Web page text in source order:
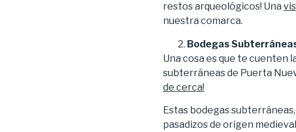
restos arqueológicos! Una
nuestra comarca.
Bodegas
Una cosa es que te cuenten
subterráneas de Puerta
de cerca!
Estas bodegas
pasadizos de origen